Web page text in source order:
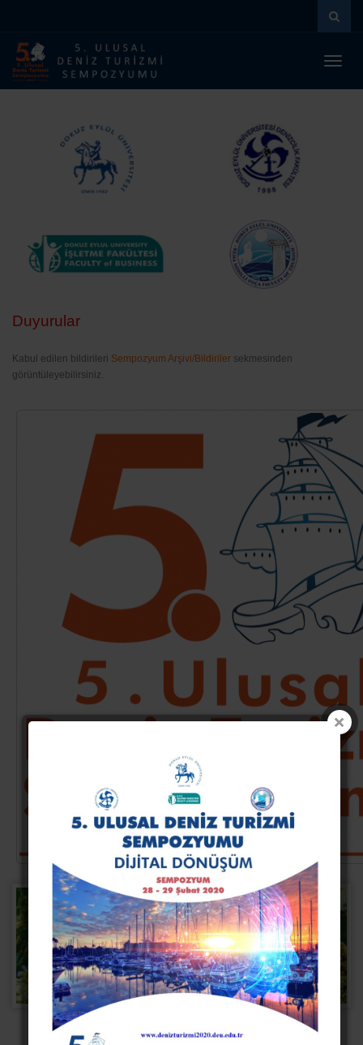
Duyurular
Kabul edilen bildirileri Sempozyum Arşivi/Bildiriler sekmesinden
görüntüleyebilirsiniz.